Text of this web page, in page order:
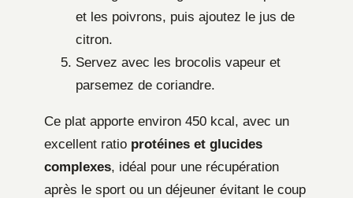
et les poivrons, puis ajoutez le jus de
citron.
Servez avec les brocolis vapeur et
parsemez de coriandre.
Ce plat apporte environ 450 kcal, avec un
excellent ratio protéines et glucides
complexes, idéal pour une récupération
après le sport ou un déjeuner évitant le coup